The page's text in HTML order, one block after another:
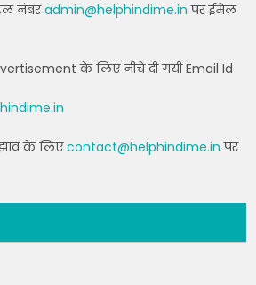
नंबरadmin@helphindime.in पर ईमेल
के लिए नीचे दी गयी Email Id
के लिएcontact@helphindime.in पर